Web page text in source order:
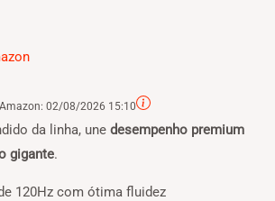
02/08/2026 15:10
da linha, une desempenho premium
gigante.
120Hz com ótima fluidez